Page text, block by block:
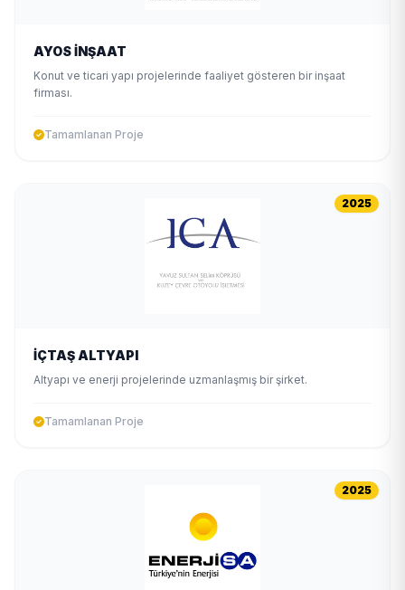
AYOS İNŞAAT
Konut ve ticari yapı projelerinde faaliyet gösteren bir inşaat
firması.
Tamamlanan Proje
2025
İÇTAŞ ALTYAPI
Altyapı ve enerji projelerinde uzmanlaşmış bir şirket.
Tamamlanan Proje
2025